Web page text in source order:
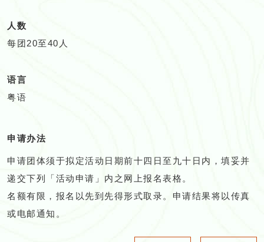
人数
每团20至40人
语言
粤语
申请办法
申请团体须于拟定活动日期前十四日至九十日内，填妥并
递交下列「活动申请」内之网上报名表格。
名额有限，报名以先到先得形式取录。申请结果将以传真
或电邮通知。